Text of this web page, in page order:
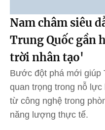
Nam châm siêu
Trung Quốc gần
trời nhân tạo'
Bước đột phá mới giúp
quan trọng trong nỗ
từ công nghệ trong
năng lượng thực tế.